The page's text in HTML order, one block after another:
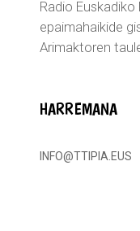
Radio
epaimahaikide
Arimaktoren
HARREMANA
INFO@TTIPIA.EUS